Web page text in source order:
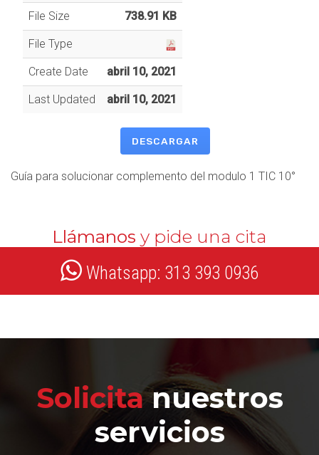
File Size 738.91 KB
File Type
Create Date abril 10, 2021
Last Updated abril 10, 2021
DESCARGAR
Guía para solucionar complemento del modulo 1 TIC 10°
Llámanos y pide una cita
Whatsapp: 313 393 0936
Solicitanuestros
servicios